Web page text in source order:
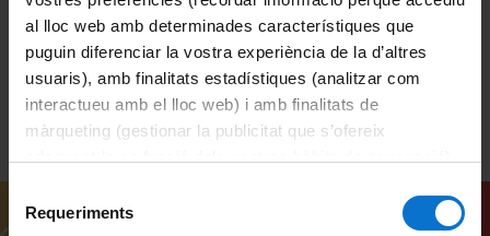
al lloc web amb determinades característiques que
puguin diferenciar la vostra experiència de la d’altres
usuaris), amb finalitats estadístiques (analitzar com
interactueu amb el lloc web) i amb finalitats de
màrqueting (gestionar la publicitat que s’ofereix
consultar laPolítica de galetes del lloc web de la
Requeriments
treball en equip
Alonso, Àngel, 1954-